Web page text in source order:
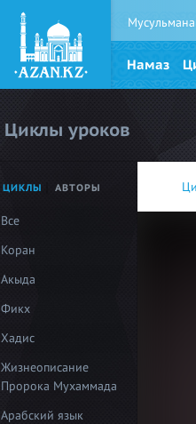
Намаз
Циклы уроков
ЦИКЛЫ АВТОРЫ
Все
Коран
Акыда
Фикх
Хадис
Жизнеописание
Пророка Мухаммада
Арабский язык